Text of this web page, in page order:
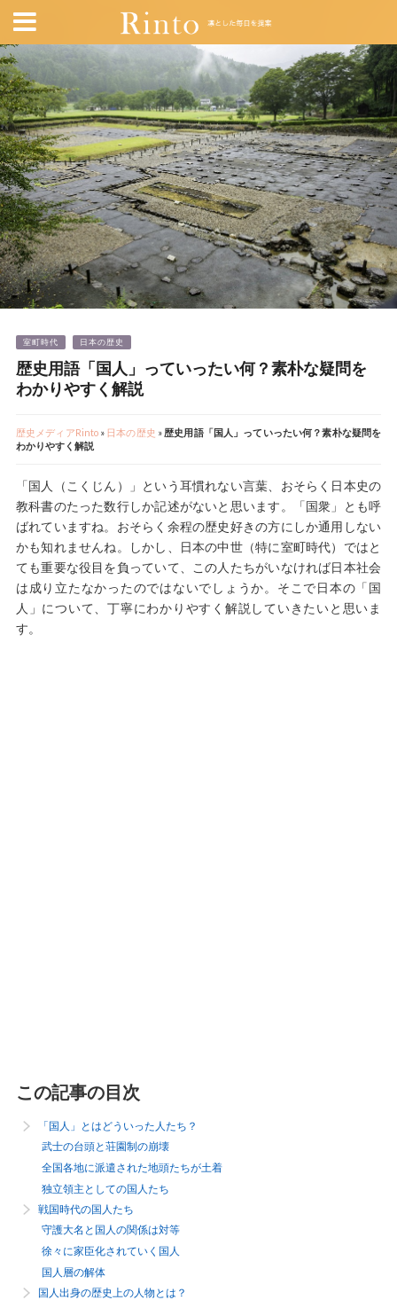
室町時代 日本の歴史
歴史用語「国人」っていったい何？素朴な疑問を
わかりやすく解説
歴史メディアRinto» 日本の歴史 » 歴史用語「国人」っていったい何？素朴な疑問を
わかりやすく解説
「国人（こくじん）」という耳慣れない言葉、おそらく日本史の
教科書のたった数行しか記述がないと思います。「国衆」とも呼
ばれていますね。おそらく余程の歴史好きの方にしか通用しない
かも知れませんね。しかし、日本の中世（特に室町時代）ではと
ても重要な役目を負っていて、この人たちがいなければ日本社会
は成り立たなかったのではないでしょうか。そこで日本の「国
人」について、丁寧にわかりやすく解説していきたいと思いま
す。
この記事の目次
「国人」とはどういった人たち？
武士の台頭と荘園制の崩壊
全国各地に派遣された地頭たちが土着
独立領主としての国人たち
戦国時代の国人たち
守護大名と国人の関係は対等
徐々に家臣化されていく国人
国人層の解体
国人出身の歴史上の人物とは？